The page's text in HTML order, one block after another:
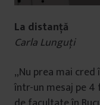
La distanță
Carla Lunguți
„Nu prea mai
într-un mesaj pe 4